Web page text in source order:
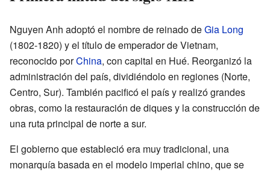
Nguyen Anh adoptó el nombre de reinado deGia Long
(1802-1820) y el título de emperador de Vietnam,
reconocido porChina, con capital en Hué. Reorganizó la
administración del país, dividiéndolo en regiones (Norte,
Centro, Sur). También pacificó el país y realizó grandes
obras, como la restauración de diques y la construcción de
una ruta principal de norte a sur.
El gobierno que estableció era muy tradicional, una
monarquía basada en el modelo imperial chino, que se